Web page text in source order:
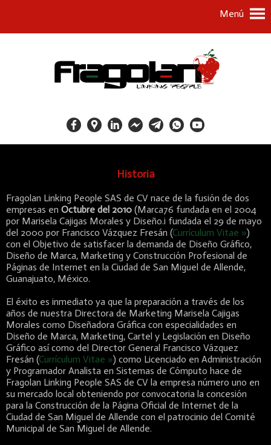
Menú
Historia
Fragolan Linking People SAS de CV nace de la fusión de dos
empresas en Octubre del 2010 (Marca76 fundada en el 2004
por Marisela Cajigas Morales y Diseño.i fundada el 29 de mayo
del 2000 por Francisco Vázquez Fresán (Currículum Vitae »)
con el Objetivo de satisfacer la demanda de Diseño Gráfico,
Diseño de Marca, Marketing y Construcción Profesional de
Páginas de Internet en la Ciudad de San Miguel de Allende,
Guanajuato, México.
El éxito es inmediato ya que la preparación a través de los
años de nuestra Directora de Marketing Marisela Cajigas
Morales como Diseñadora Gráfica con especialidades en
Diseño de Marca, Marketing, Cartel y Legislación en Diseño
Gráfico así como del Director General Francisco Vázquez
Fresán (Currículum Vitae ») como Licenciado en Administración
y Programador Analista en Sistemas de Cómputo hace de
Fragolan Linking People SAS de CV la empresa número uno en
su mercado local obteniendo por convocatoria la concesión
para la Construcción de la Página Oficial de Internet de la
Ciudad de San Miguel de Allende con el patrocinio del Comité
Municipal de San Miguel de Allende.